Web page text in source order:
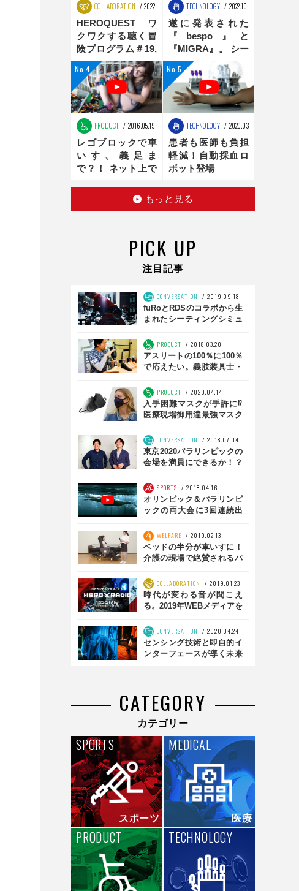
COLLABORATION 2022.08.25
HEROQUEST ワ
クワクする聴く冒
険プログラム＃19,
＃20 ダンス編
TECHNOLOGY 2022.10.31
遂に発表された
『bespo』と
『MIGRA』。 シー
ティングポジショ
ンの最適化は、新
時代へ
PRODUCT 2016.05.19
レゴブロックで車
いす、義足ま
で？！ ネット上で
TECHNOLOGY 2020.03.16
患者も医師も負担
軽減！自動採血ロ
ボット登場
もっと見る
PICK UP
注目記事
CONVERSATION
2019.09.18
fuRoとRDSのコラボから生
まれたシーティングシミュ
編
PRODUCT
2018.03.20
アスリートの100％に100％
で応えたい。義肢装具士・
innovator】前編
PRODUCT
2020.04.14
入手困難マスクが手許に⁉︎
医療現場御用達最強マスク
〝シャレマスク〟
CONVERSATION
2018.07.04
東京2020パラリンピックの
会場を満員にできるか！？
メントの作り方 前編
SPORTS
2018.04.16
オリンピック＆パラリンピ
ックの両大会に3回連続出
の鉄人アスリートたち
WELFARE
2019.02.13
ベッドの半分が車いすに！
介護の現場で絶賛されるパ
「リショーネPlus」
COLLABORATION
2019.01.23
時代が変わる音が聞こえ
る。2019年WEBメディアを
CONVERSATION
2020.04.24
センシング技術と即自的イ
ンターフェースが導く未来
CATEGORY
カテゴリー
スポーツ
SPORTS
医療
MEDICAL
PRODUCT TECHNOLOGY